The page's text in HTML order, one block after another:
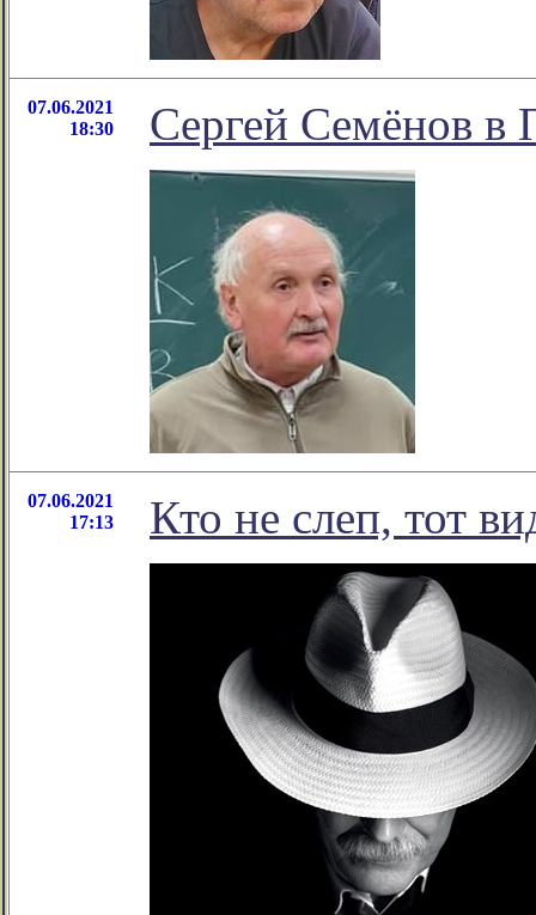
07.06.2021
18:30
Сергей Семёнов в
07.06.2021
17:13
Кто не слеп, тот